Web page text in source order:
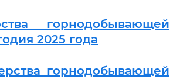
горнодобывающей
2025 года
горнодобывающей